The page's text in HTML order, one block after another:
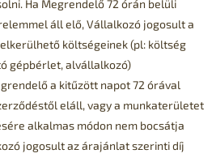
Ha Megrendelő 72 órán belüli
áll elő, Vállalkozó jogosult a
költségeinek (pl: költség
gépbérlet, alvállalkozó)
a kitűzött napot 72 órával
eláll, vagy a munkaterületet
alkalmas módon nem bocsátja
jogosult az árajánlat szerinti díj